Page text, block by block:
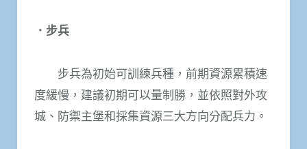
．步兵
步兵為初始可訓練兵種，前期資源累積速
度緩慢，建議初期可以量制勝，並依照對外攻
城、防禦主堡和採集資源三大方向分配兵力。